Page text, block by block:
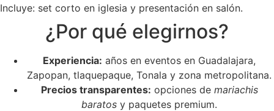
Incluye: set corto en iglesia y presentación en salón.
¿Por qué elegirnos?
Experiencia: años en eventos en Guadalajara,
Zapopan, tlaquepaque, Tonala y zona metropolitana.
Precios transparentes: opciones de mariachis
baratos y paquetes premium.